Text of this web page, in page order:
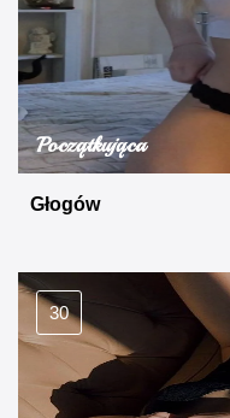
Początkująca
Głogów
30